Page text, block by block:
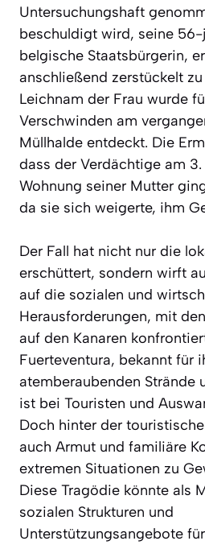
Untersuchungshaft
beschuldigt wird, seine
belgische Staatsbürgerin,
anschließend zerstückelt
Leichnam der Frau wurde
Verschwinden am
Müllhalde entdeckt. Die
dass der Verdächtige am
Wohnung seiner Mutter
da sie sich weigerte, ihm
Der Fall hat nicht nur die
erschüttert, sondern wirft
auf die sozialen und
Herausforderungen, mit
auf den Kanaren
Fuerteventura, bekannt für
atemberaubenden Strände
ist bei Touristen und
Doch hinter der
auch Armut und familiäre
extremen Situationen zu
Diese Tragödie könnte als
sozialen Strukturen und
Unterstützungsangebote